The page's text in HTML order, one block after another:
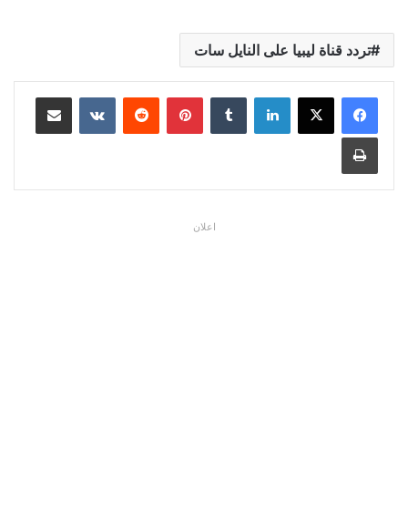
تردد قناة ليبيا على النايل سات
لينكدإن بينتيريست مشاركة عبر البريد
طباعة
اعلان